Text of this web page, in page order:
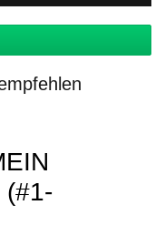
(#1-